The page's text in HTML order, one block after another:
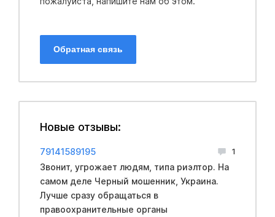
Обратная связь
Новые отзывы:
79141589195 1
Звонит, угрожает людям, типа риэлтор. На
самом деле Черный мошенник, Укpaина.
Лучше сразу обращаться в
правooхранительные opганы